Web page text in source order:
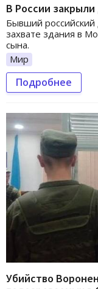
В России
Бывший российский
захвате здания в
сына.
Мир
Подробнее
Убийство